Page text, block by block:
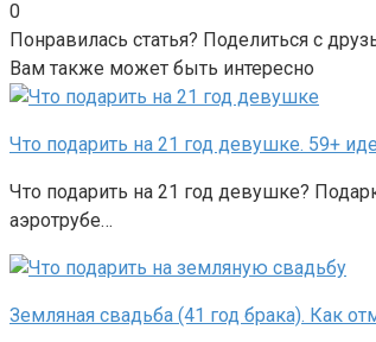
0
Понравилась статья? Поделиться с
Вам также может быть интересно
Что подарить на 21 год девушке. 59+
Что подарить на 21 год девушке?
аэротрубе…
Земляная свадьба (41 год брака). Как